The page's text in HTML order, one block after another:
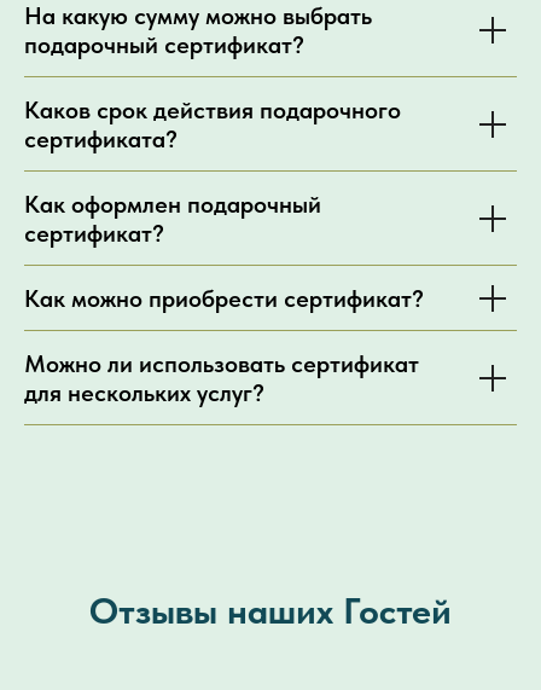
На какую сумму можно выбрать
подарочный сертификат?
Каков срок действия подарочного
сертификата?
Как оформлен подарочный
сертификат?
Как можно приобрести сертификат?
Можно ли использовать сертификат
для нескольких услуг?
Отзывы наших Гостей